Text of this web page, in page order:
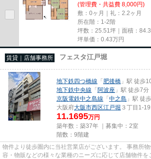
(管理費・共益費 8,000円)
敷：0ヶ月｜礼：2.2ヶ月
所在階：1-2階
坪数：25.51坪｜面積：
坪単価： 0.43万円
賃貸｜店舗事務所 フェスタ江戸堀
地下鉄四つ橋線 「肥後橋 」駅 徒歩
地下鉄中央線 「阿波座 」駅 徒歩7分
京阪電鉄中之島線 「中之島 」駅 徒
大阪府大阪市西区江戸堀 ３丁目1-19
11.1695万円
築年数：築37年 ｜募集中： 2室
階数：9階建
物件より徒歩圏内に当社営業店がございます。 事務所
容・物販などの様々な業種のニーズに応じて店舗物件を